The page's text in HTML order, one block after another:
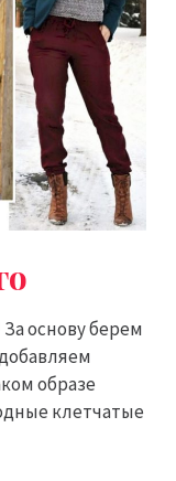
основу берем
образе
клетчатые